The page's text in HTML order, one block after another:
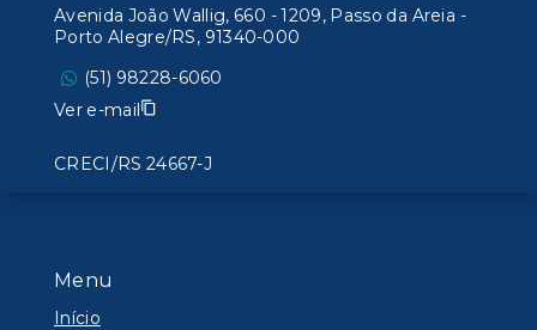
Menu
Início
Avenida João Wallig, 660 - 1209, Passo da Areia -
Porto Alegre/RS, 91340-000
(51) 98228-6060
Ver e-mail
CRECI/RS 24667-J